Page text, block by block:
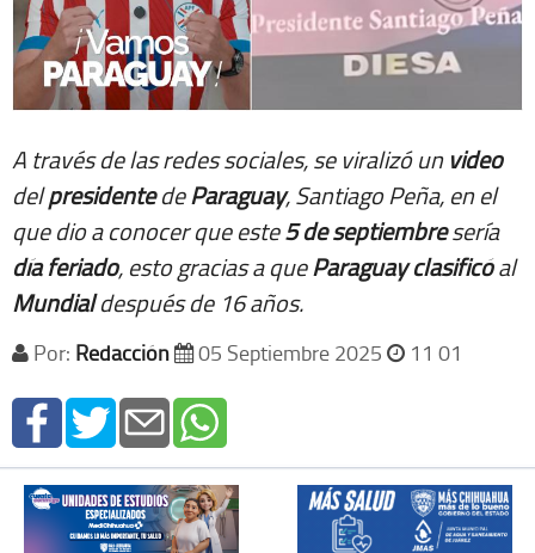
A través de las redes sociales, se viralizó un video
delpresidentedeParaguay, Santiago Peña, en el
que dio a conocer que este5 de septiembresería
díaferiado, esto gracias a queParaguay clasificóal
Mundialdespués de 16 años.
Por: Redacción 05 Septiembre 2025 11 01